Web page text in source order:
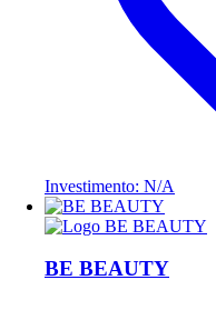
Investimento: N/A
BE BEAUTY